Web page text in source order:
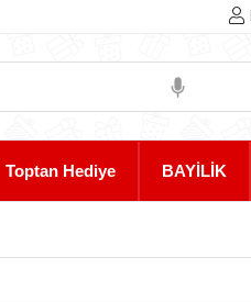
Toptan Hediye BAYİLİK